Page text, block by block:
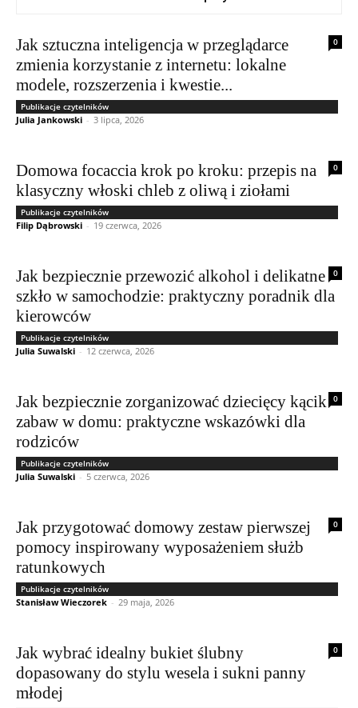
0
Jak sztuczna inteligencja w przeglądarce
zmienia korzystanie z internetu: lokalne
modele, rozszerzenia i kwestie...
Publikacje czytelników
Julia Jankowski - 3 lipca, 2026
0
Domowa focaccia krok po kroku: przepis na
klasyczny włoski chleb z oliwą i ziołami
Publikacje czytelników
Filip Dąbrowski - 19 czerwca, 2026
0
Jak bezpiecznie przewozić alkohol i delikatne
szkło w samochodzie: praktyczny poradnik dla
kierowców
Publikacje czytelników
Julia Suwalski - 12 czerwca, 2026
0
Jak bezpiecznie zorganizować dziecięcy kącik
zabaw w domu: praktyczne wskazówki dla
rodziców
Publikacje czytelników
Julia Suwalski - 5 czerwca, 2026
0
Jak przygotować domowy zestaw pierwszej
pomocy inspirowany wyposażeniem służb
ratunkowych
Publikacje czytelników
Stanisław Wieczorek - 29 maja, 2026
0
Jak wybrać idealny bukiet ślubny
dopasowany do stylu wesela i sukni panny
młodej